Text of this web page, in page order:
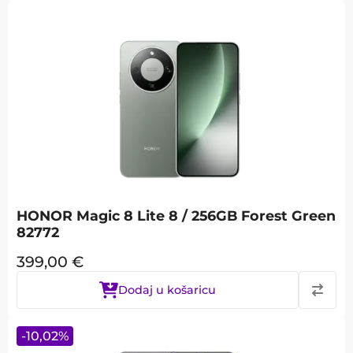
HONOR Magic 8 Lite 8 / 256GB Forest Green
82772
399,00 €
Dodaj u košaricu
-10,02%